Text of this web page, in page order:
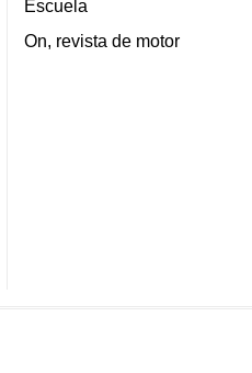
Escuela
On, revista de motor